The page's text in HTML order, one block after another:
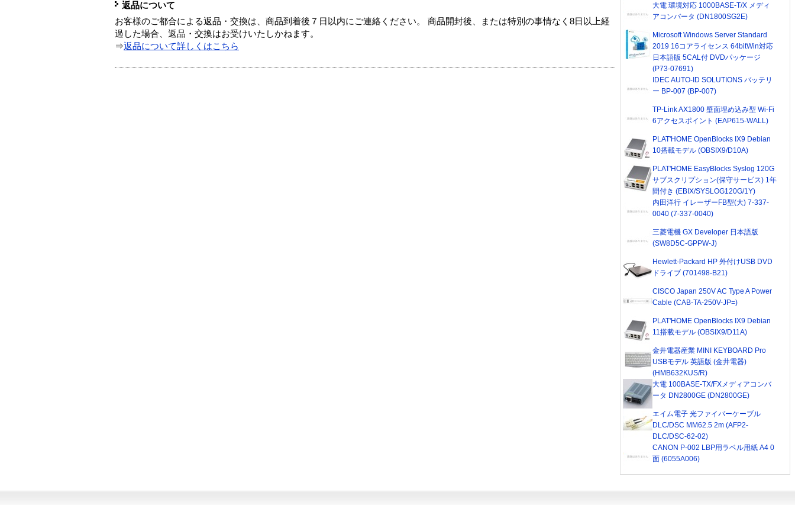
返品について
お客様のご都合による返品・交換は、商品到着後７日以内にご連絡ください。 商品開封後、または特別の事情なく8日以上経
過した場合、返品・交換はお受けいたしかねます。
⇒返品について詳しくはこちら
大電 環境対応 1000BASE-T/X メディ
アコンバータ (DN1800SG2E)
Microsoft Windows Server Standard
2019 16コアライセンス 64bitWin対応
日本語版 5CAL付 DVDパッケージ
(P73-07691)
IDEC AUTO-ID SOLUTIONS バッテリ
ー BP-007 (BP-007)
TP-Link AX1800 壁面埋め込み型 Wi-Fi
6アクセスポイント (EAP615-WALL)
PLAT'HOME OpenBlocks IX9 Debian
10搭載モデル (OBSIX9/D10A)
PLAT'HOME EasyBlocks Syslog 120G
サブスクリプション(保守サービス) 1年
間付き (EBIX/SYSLOG120G/1Y)
内田洋行 イレーザーFB型(大) 7-337-
0040 (7-337-0040)
三菱電機 GX Developer 日本語版
(SW8D5C-GPPW-J)
Hewlett-Packard HP 外付けUSB DVD
ドライブ (701498-B21)
CISCO Japan 250V AC Type A Power
Cable (CAB-TA-250V-JP=)
PLAT'HOME OpenBlocks IX9 Debian
11搭載モデル (OBSIX9/D11A)
金井電器産業 MINI KEYBOARD Pro
USBモデル 英語版 (金井電器)
(HMB632KUS/R)
大電 100BASE-TX/FXメディアコンバ
ータ DN2800GE (DN2800GE)
エイム電子 光ファイバーケーブル
DLC/DSC MM62.5 2m (AFP2-
DLC/DSC-62-02)
CANON P-002 LBP用ラベル用紙 A4 0
面 (6055A006)